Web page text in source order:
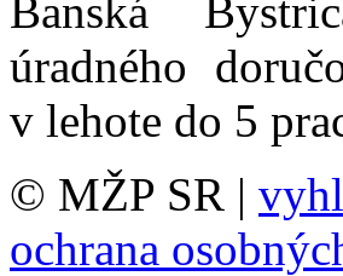
Banská
úradného
v lehote do 5
© MŽP SR |
ochrana